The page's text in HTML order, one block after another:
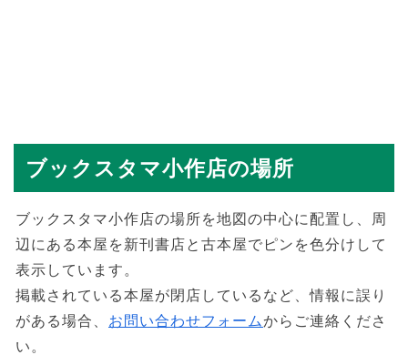
ブックスタマ小作店の場所
ブックスタマ小作店の場所を地図の中心に配置し、周
辺にある本屋を新刊書店と古本屋でピンを色分けして
表示しています。
掲載されている本屋が閉店しているなど、情報に誤り
がある場合、 お問い合わせフォームからご連絡くださ
い。